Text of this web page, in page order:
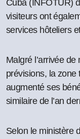
Cuba (INFOTUR)
visiteurs ont
services hôteliers
Malgré l’arrivée
prévisions, la zone
augmenté ses
similaire de l’an
Selon le ministère